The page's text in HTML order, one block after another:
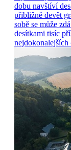
dobu navštíví
přibližně devět
sobě se může
desítkami tisíc
nejdokonalejších